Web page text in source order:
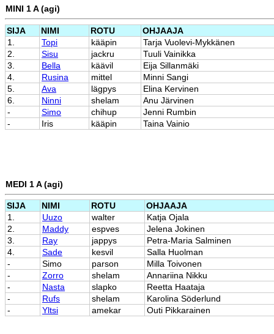
MINI 1 A (agi)
SIJA NIMI ROTU
OHJAAJA
1.
Topi kääpin
Tarja Vuolevi-Mykkänen
2.
Sisu jackru
Tuuli Vainikka
3.
Bella käävil
Eija Sillanmäki
4.
Rusina mittel
Minni Sangi
5.
Ava lägpys
Elina Kervinen
6.
Ninni shelam
Anu Järvinen
-
Simo chihup
Jenni Rumbin
-
Iris kääpin Taina Vainio
MEDI 1 A (agi)
SIJA NIMI ROTU
OHJAAJA
1.
Uuzo walter
Katja Ojala
2.
Maddy espves
Jelena Jokinen
3.
Ray jappys
Petra-Maria Salminen
4.
Sade kesvil
Salla Huolman
-
Simo parson
Milla Toivonen
-
Zorro shelam
Annariina Nikku
-
Nasta slapko
Reetta Haataja
-
Rufs shelam
Karolina Söderlund
-
Yltsi amekar Outi Pikkarainen